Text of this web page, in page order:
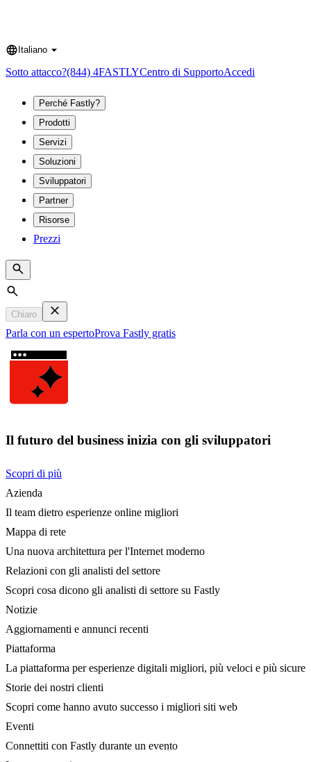
Language
Italiano
Sotto attacco?(844) 4FASTLYCentro di SupportoAccedi
Perché Fastly?
Prodotti
Servizi
Soluzioni
Sviluppatori
Partner
Risorse
Prezzi
Search
Chiaro
Parla con un espertoProva Fastly gratis
Il futuro del business inizia con gli sviluppatori
Scopri di più
Azienda
Il team dietro esperienze online migliori
Mappa di rete
Una nuova architettura per l'Internet moderno
Relazioni con gli analisti del settore
Scopri cosa dicono gli analisti di settore su Fastly
Notizie
Aggiornamenti e annunci recenti
Piattaforma
La piattaforma per esperienze digitali migliori, più veloci e più sicure
Storie dei nostri clienti
Scopri come hanno avuto successo i migliori siti web
Eventi
Connettiti con Fastly durante un evento